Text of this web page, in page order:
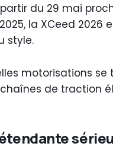
du 29 mai
la XCeed 2026
style.
motorisations se
de traction